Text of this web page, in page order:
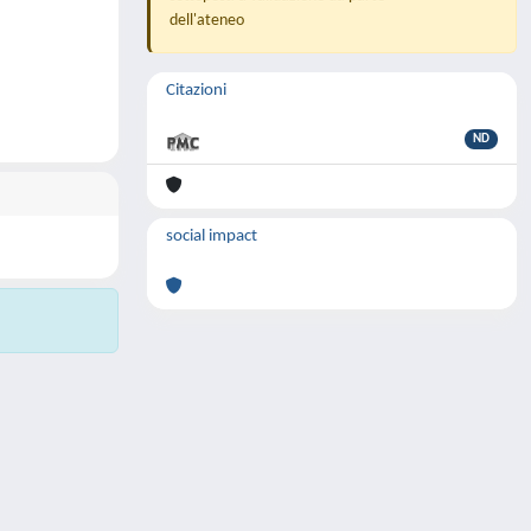
dell'ateneo
Citazioni
ND
social impact